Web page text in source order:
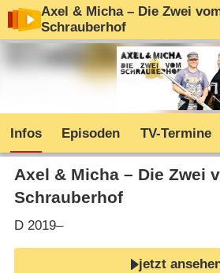
Axel & Micha – Die Zwei
Schrauberhof
Infos Episoden TV-Termine
Axel & Micha – Die Zwei
Schrauberhof
D2019–
jetzt